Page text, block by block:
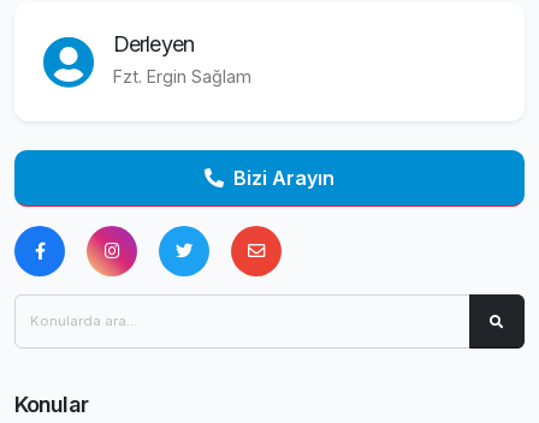
Derleyen
Fzt. Ergin Sağlam
Bizi Arayın
Konular